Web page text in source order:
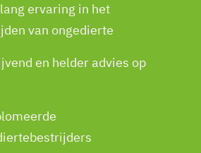
ervaring in het
van ongedierte
en helder advies op